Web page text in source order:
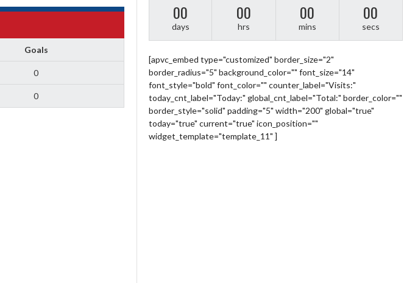
Goals
0
0
00
days
00
hrs
00
mins
00
secs
[apvc_embed type="customized" border_size="2"
border_radius="5" background_color="" font_size="14"
font_style="bold" font_color="" counter_label="Visits:"
today_cnt_label="Today:" global_cnt_label="Total:" border_color=""
border_style="solid" padding="5" width="200" global="true"
today="true" current="true" icon_position=""
widget_template="template_11" ]